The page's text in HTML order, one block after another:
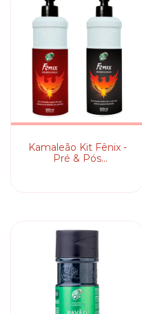
Kamaleão Kit Fênix -
Pré & Pós